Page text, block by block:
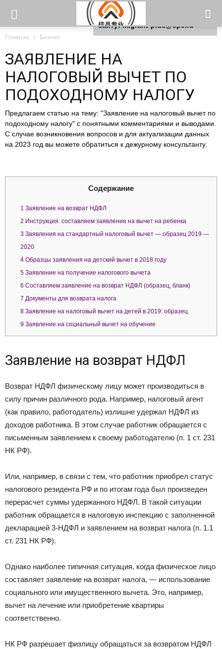
Главная Бизнес
ЗАЯВЛЕНИЕ НА
НАЛОГОВЫЙ ВЫЧЕТ ПО
ПОДОХОДНОМУ НАЛОГУ
Предлагаем статью на тему: "Заявление на налоговый вычет по
подоходному налогу" с понятными комментариями и выводами.
С случае возникновения вопросов и для актуализации данных
на 2023 год вы можете обратиться к дежурному консультанту.
Содержание
1 Заявление на возврат НДФЛ
2 Инструкция: составляем заявление на вычет на ребенка
3 Заявления на стандартный налоговый вычет — образец 2019 —
2020
4 Образцы заявления на детский вычет в 2018 году
5 Заявление на получение налогового вычета
6 Составляем заявление на возврат НДФЛ (образец, бланк)
7 Документы для возврата налога
8 Заявление на налоговый вычет на детей в 2019: образец
9 Заявление на социальный вычет на обучение
Заявление на возврат НДФЛ
Возврат НДФЛ физическому лицу может производиться в
силу причин различного рода. Например, налоговый агент
(как правило, работодатель) излишне удержал НДФЛ из
доходов работника. В этом случае работник обращается с
письменным заявлением к своему работодателю (п. 1 ст. 231
НК РФ).
Или, например, в связи с тем, что работник приобрел статус
налогового резидента РФ и по итогам года был произведен
перерасчет суммы удержанного НДФЛ. В такой ситуации
работник обращается в налоговую инспекцию с заполненной
декларацией 3-НДФЛ и заявлением на возврат налога (п. 1.1
ст. 231 НК РФ).
Однако наиболее типичная ситуация, когда физическое лицо
составляет заявление на возврат налога, — использование
социального или имущественного вычета. Это, например,
вычет на лечение или приобретение квартиры
соответственно.
НК РФ разрешает физлицу обращаться за возвратом НДФЛ
Для любых предложений по
сайту: migrant-plus@cp9.ru